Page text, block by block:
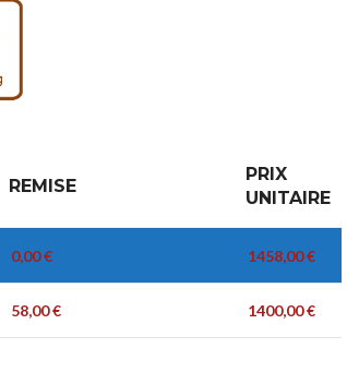
REMISE
PRIX
UNITAIRE
0,00€ 1458,00€
58,00€ 1400,00€